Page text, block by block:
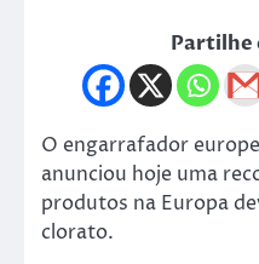
Partilhe
O engarrafador
anunciou hoje uma
produtos na Europa
clorato.